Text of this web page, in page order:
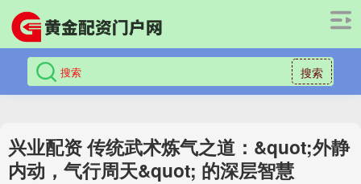
搜索
兴业配资 传统武术炼气之道：&quot;外静
内动，气行周天&quot; 的深层智慧